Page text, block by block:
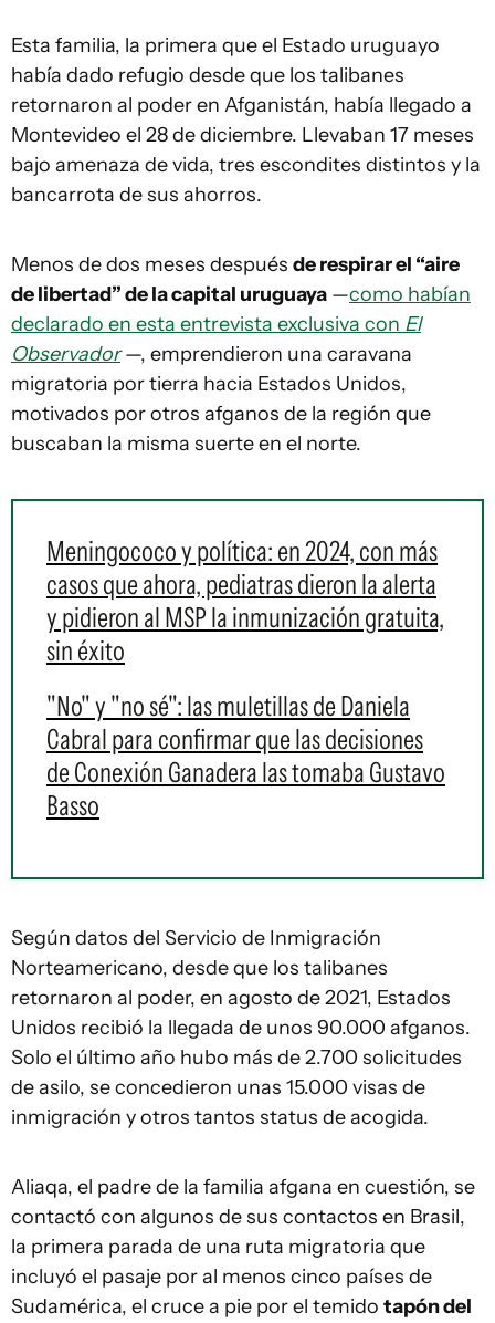
Esta familia, la primera que el Estado uruguayo
había dado refugio desde que los talibanes
retornaron al poder en Afganistán, había llegado a
Montevideo el 28 de diciembre. Llevaban 17 meses
bajo amenaza de vida, tres escondites distintos y la
bancarrota de sus ahorros.
Menos de dos meses después de respirar el “aire
de libertad” de la capital uruguaya —como habían
declarado en esta entrevista exclusiva con El
Observador—, emprendieron una caravana
migratoria por tierra hacia Estados Unidos,
motivados por otros afganos de la región que
buscaban la misma suerte en el norte.
Meningococo y política: en 2024, con más
casos que ahora, pediatras dieron la alerta
y pidieron al MSP la inmunización gratuita,
sin éxito
"No" y "no sé": las muletillas de Daniela
Cabral para confirmar que las decisiones
de Conexión Ganadera las tomaba Gustavo
Basso
Según datos del Servicio de Inmigración
Norteamericano, desde que los talibanes
retornaron al poder, en agosto de 2021, Estados
Unidos recibió la llegada de unos 90.000 afganos.
Solo el último año hubo más de 2.700 solicitudes
de asilo, se concedieron unas 15.000 visas de
inmigración y otros tantos status de acogida.
Aliaqa, el padre de la familia afgana en cuestión, se
contactó con algunos de sus contactos en Brasil,
la primera parada de una ruta migratoria que
incluyó el pasaje por al menos cinco países de
Sudamérica, el cruce a pie por el temido tapón del